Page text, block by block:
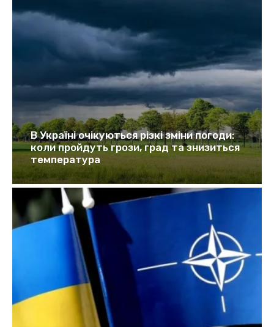
В Україні очікуються різкі зміни погоди:
коли пройдуть грози, град та знизиться
температура